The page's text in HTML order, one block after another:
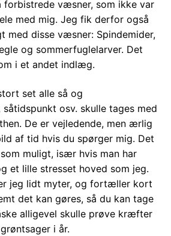
forbistrede væsner, som ikke var
med mig. Jeg fik derfor også
med disse væsner: Spindemider,
og sommerfuglelarver. Det
i et andet indlæg.
set alle så og
osv. skulle tages med
De er vejledende, men ærlig
af tid hvis du spørger mig. Det
muligt, især hvis man har
et lille stresset hoved som jeg.
jeg lidt myter, og fortæller kort
det kan gøres, så du kan tage
alligevel skulle prøve kræfter
i år.